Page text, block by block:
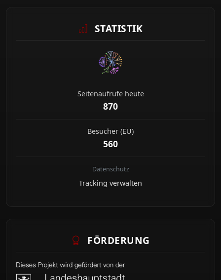
STATISTIK
Seitenaufrufe heute
870
Besucher (EU)
560
Datenschutz
Tracking verwalten
FÖRDERUNG